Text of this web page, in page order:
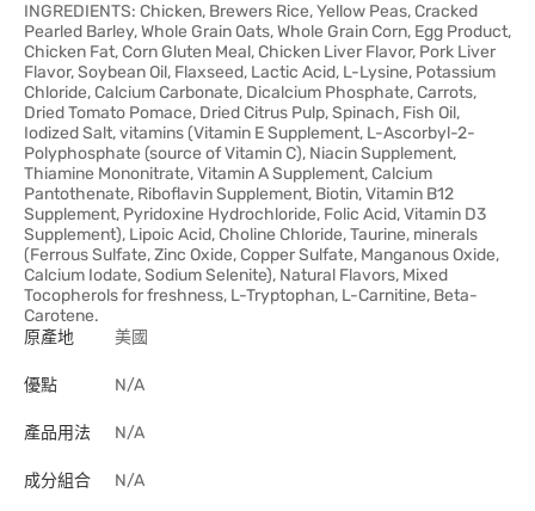
INGREDIENTS: Chicken, Brewers Rice, Yellow Peas, Cracked
Pearled Barley, Whole Grain Oats, Whole Grain Corn, Egg Product,
Chicken Fat, Corn Gluten Meal, Chicken Liver Flavor, Pork Liver
Flavor, Soybean Oil, Flaxseed, Lactic Acid, L-Lysine, Potassium
Chloride, Calcium Carbonate, Dicalcium Phosphate, Carrots,
Dried Tomato Pomace, Dried Citrus Pulp, Spinach, Fish Oil,
Iodized Salt, vitamins (Vitamin E Supplement, L-Ascorbyl-2-
Polyphosphate (source of Vitamin C), Niacin Supplement,
Thiamine Mononitrate, Vitamin A Supplement, Calcium
Pantothenate, Riboflavin Supplement, Biotin, Vitamin B12
Supplement, Pyridoxine Hydrochloride, Folic Acid, Vitamin D3
Supplement), Lipoic Acid, Choline Chloride, Taurine, minerals
(Ferrous Sulfate, Zinc Oxide, Copper Sulfate, Manganous Oxide,
Calcium Iodate, Sodium Selenite), Natural Flavors, Mixed
Tocopherols for freshness, L-Tryptophan, L-Carnitine, Beta-
Carotene.
原產地
美國
優點 N/A
產品用法 N/A
成分組合 N/A